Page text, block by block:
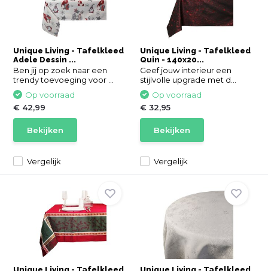
Unique Living - Tafelkleed
Adele Dessin ...
Ben jij op zoek naar een
trendy toevoeging voor ...
Vergelijk
Op voorraad
€ 42,99
Bekijken
Unique Living - Tafelkleed
Quin - 140x20...
Geef jouw interieur een
stijlvolle upgrade met d...
Vergelijk
Op voorraad
€ 32,95
Bekijken